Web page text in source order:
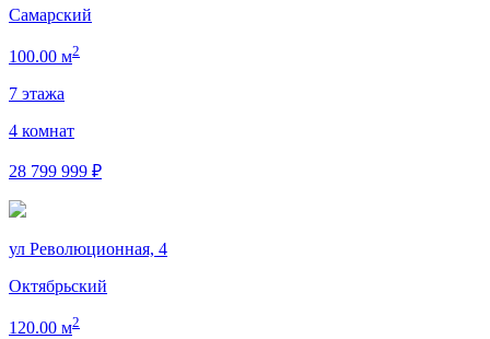
Самарский
100.00 м2
7 этажа
4 комнат
28 799 999 ₽
ул Революционная, 4
Октябрьский
120.00 м2